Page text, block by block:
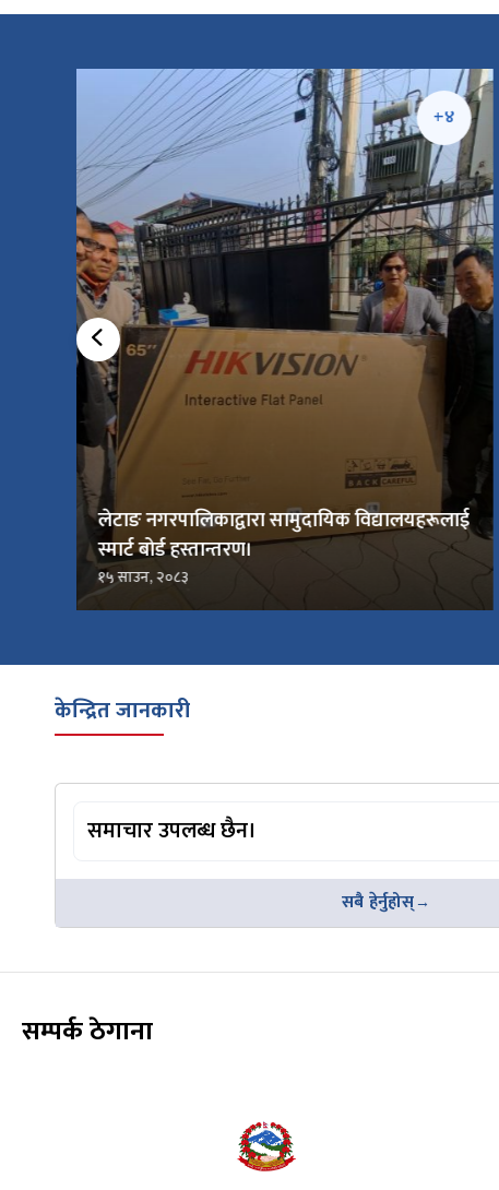
+४
लेटाङ नगरपालिकाद्वारा सामुदायिक विद्यालयहरूलाई
स्मार्ट बोर्ड हस्तान्तरण।
१५ साउन, २०८३
केन्द्रित जानकारी
समाचार उपलब्ध छैन।
सबै हेर्नुहोस्
सम्पर्क ठेगाना